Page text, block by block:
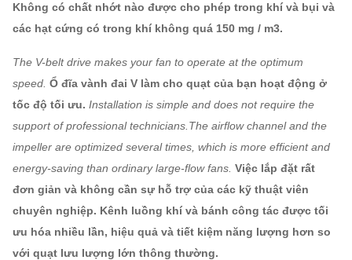
Không có chất nhớt nào được cho phép trong khí và bụi và
các hạt cứng có trong khí không quá 150 mg / m3.
The V-belt drive makes your fan to operate at the optimum
speed. Ổ đĩa vành đai V làm cho quạt của bạn hoạt động ở
tốc độ tối ưu. Installation is simple and does not require the
support of professional technicians.The airflow channel and the
impeller are optimized several times, which is more efficient and
energy-saving than ordinary large-flow fans. Việc lắp đặt rất
đơn giản và không cần sự hỗ trợ của các kỹ thuật viên
chuyên nghiệp. Kênh luồng khí và bánh công tác được tối
ưu hóa nhiều lần, hiệu quả và tiết kiệm năng lượng hơn so
với quạt lưu lượng lớn thông thường.